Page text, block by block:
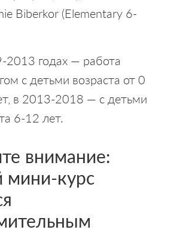
Biberkor (Elementary 6-
2013 годах — работа
с детьми возраста от 0
в 2013-2018 — с детьми
6-12 лет.
внимание:
курс